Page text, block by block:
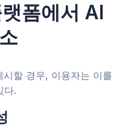
폼에서 AI
시할 경우, 이용자는 이를
다.